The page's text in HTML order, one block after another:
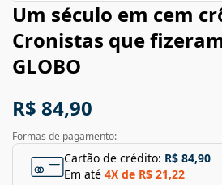
Um século em cem
Cronistas que
GLOBO
R$ 84,90
Formas de pagamento:
Cartão de crédito: R$ 84,90
Em até 4X de R$ 21,22